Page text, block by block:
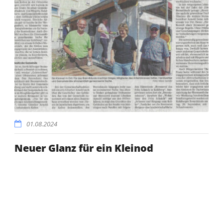
01.08.2024
Neuer Glanz für ein Kleinod